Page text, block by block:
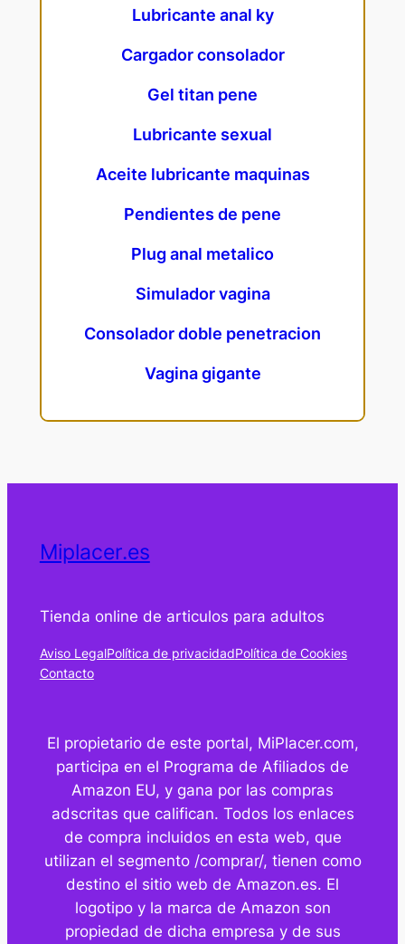
Lubricante anal ky
Cargador consolador
Gel titan pene
Lubricante sexual
Aceite lubricante maquinas
Pendientes de pene
Plug anal metalico
Simulador vagina
Consolador doble penetracion
Vagina gigante
Miplacer.es
Tienda online de articulos para adultos
Aviso LegalPolítica de privacidadPolítica de Cookies
Contacto
El propietario de este portal, MiPlacer.com,
participa en el Programa de Afiliados de
Amazon EU, y gana por las compras
adscritas que califican. Todos los enlaces
de compra incluidos en esta web, que
utilizan el segmento /comprar/, tienen como
destino el sitio web de Amazon.es. El
logotipo y la marca de Amazon son
propiedad de dicha empresa y de sus